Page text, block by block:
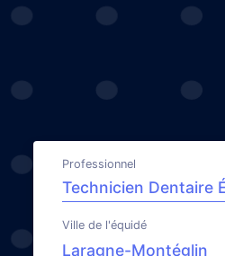
Professionnel
Ville de l'équidé